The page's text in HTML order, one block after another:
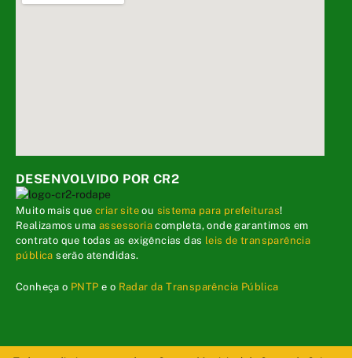
DESENVOLVIDO POR CR2
Muito mais quecriar site ou sistema para prefeituras!
Realizamos umaassessoria completa, onde garantimos em
contrato que todas as exigências das leis de transparência
pública serão atendidas.
Conheça o PNTP e o Radar da Transparência Pública